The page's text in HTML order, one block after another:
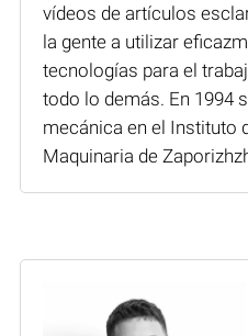
vídeos de artículos
la gente a utilizar
tecnologías para el
todo lo demás. En 1994
mecánica en el Instituto
Maquinaria de